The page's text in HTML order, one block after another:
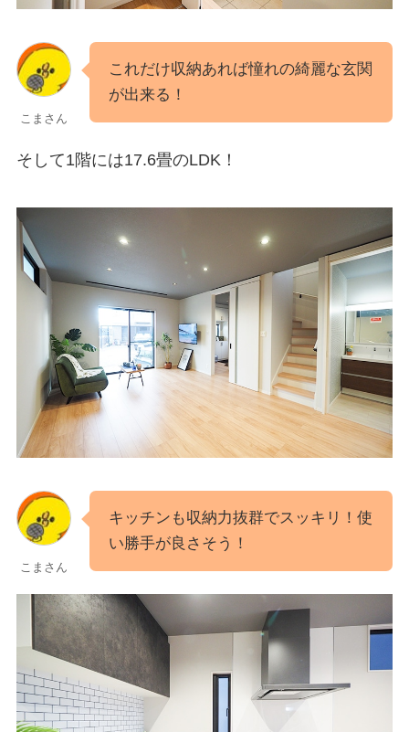
こまさん
これだけ収納あれば憧れの綺麗な玄関
が出来る！
そして1階には17.6畳のLDK！
こまさん
キッチンも収納力抜群でスッキリ！使
い勝手が良さそう！